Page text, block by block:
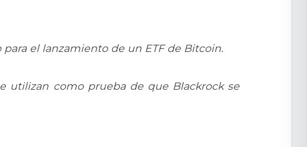
el lanzamiento de un ETF de Bitcoin.
utilizan como prueba de que Blackrock se